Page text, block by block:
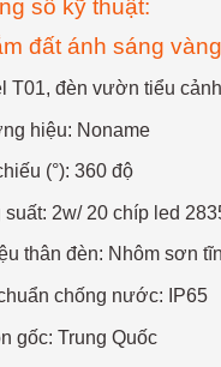
số kỹ thuật:
đất ánh sáng
T01, đèn vườn tiểu
hiệu: Noname
(°): 360 độ
suất: 2w/ 20 chíp led
thân đèn: Nhôm sơn
chống nước: IP65
gốc: Trung Quốc